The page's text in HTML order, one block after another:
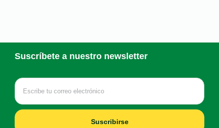
Suscríbete a nuestro newsletter
Suscribirse